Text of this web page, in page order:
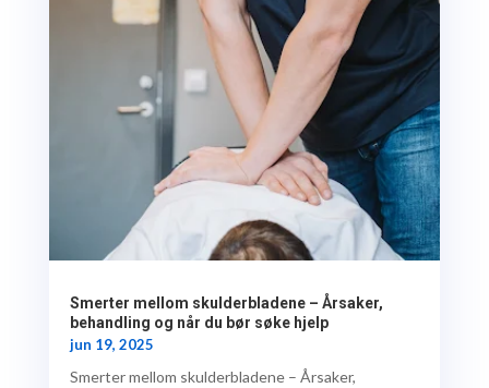
Smerter mellom skulderbladene – Årsaker,
behandling og når du bør søke hjelp
jun 19, 2025
Smerter mellom skulderbladene – Årsaker,